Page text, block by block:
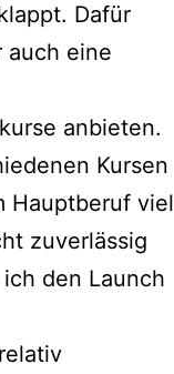
Dafür
auch eine
anbieten.
Kursen
Hauptberuf viel
zuverlässig
den Launch